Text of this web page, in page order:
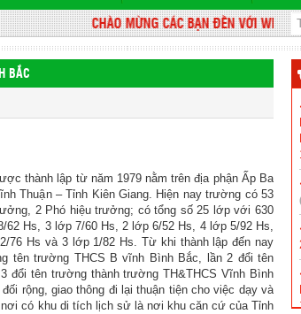
CHÀO MỪNG CÁC BẠN ĐẾN VỚI WEBSITE
BẮC
thành lập từ năm 1979 nằm trên địa phận Ấp Ba
Thuận – Tỉnh Kiên Giang. Hiện nay trường có 53
2 Phó hiệu trưởng; có tổng số 25 lớp với 630
62 Hs, 3 lớp 7/60 Hs, 2 lớp 6/52 Hs, 4 lớp 5/92 Hs,
76 Hs và 3 lớp 1/82 Hs. Từ khi thành lập đến nay
tên trường THCS B vĩnh Bình Bắc, lần 2 đổi tên
đổi tên trường thành trường TH&THCS Vĩnh Bình
rộng, giao thông đi lại thuận tiện cho việc dạy và
có khu di tích lịch sử là nơi khu căn cứ của Tỉnh